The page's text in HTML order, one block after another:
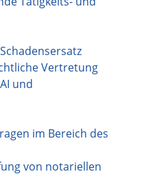
Vertretung
und
im Bereich des
von notariellen